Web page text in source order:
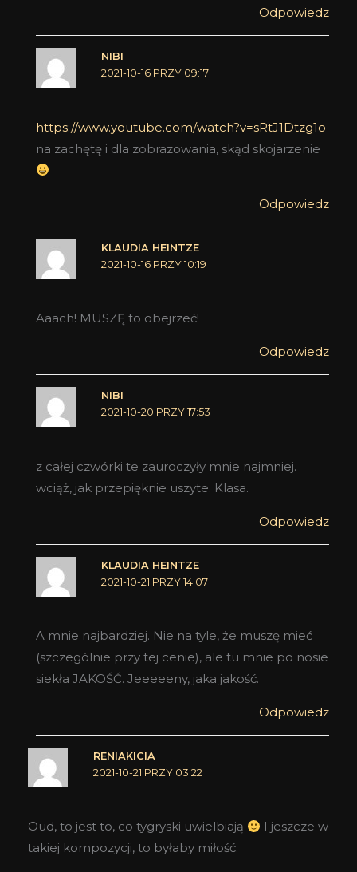
Odpowiedz
NIBI
2021-10-16 PRZY 09:17
https://www.youtube.com/watch?v=sRtJ1Dtzg1o
na zachętę i dla zobrazowania, skąd skojarzenie
Odpowiedz
KLAUDIA HEINTZE
2021-10-16 PRZY 10:19
Aaach! MUSZĘ to obejrzeć!
Odpowiedz
NIBI
2021-10-20 PRZY 17:53
z całej czwórki te zauroczyły mnie najmniej.
wciąż, jak przepięknie uszyte. Klasa.
Odpowiedz
KLAUDIA HEINTZE
2021-10-21 PRZY 14:07
A mnie najbardziej. Nie na tyle, że muszę mieć
(szczególnie przy tej cenie), ale tu mnie po nosie
siekła JAKOŚĆ. Jeeeeeny, jaka jakość.
Odpowiedz
RENIAKICIA
2021-10-21 PRZY 03:22
Oud, to jest to, co tygryski uwielbiają
I jeszcze w
takiej kompozycji, to byłaby miłość.